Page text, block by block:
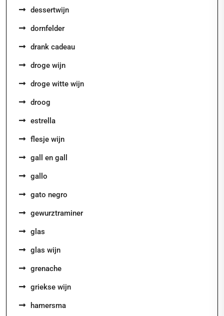
dessertwijn
dornfelder
drank cadeau
droge wijn
droge witte wijn
droog
estrella
flesje wijn
gall en gall
gallo
gato negro
gewurztraminer
glas
glas wijn
grenache
griekse wijn
hamersma